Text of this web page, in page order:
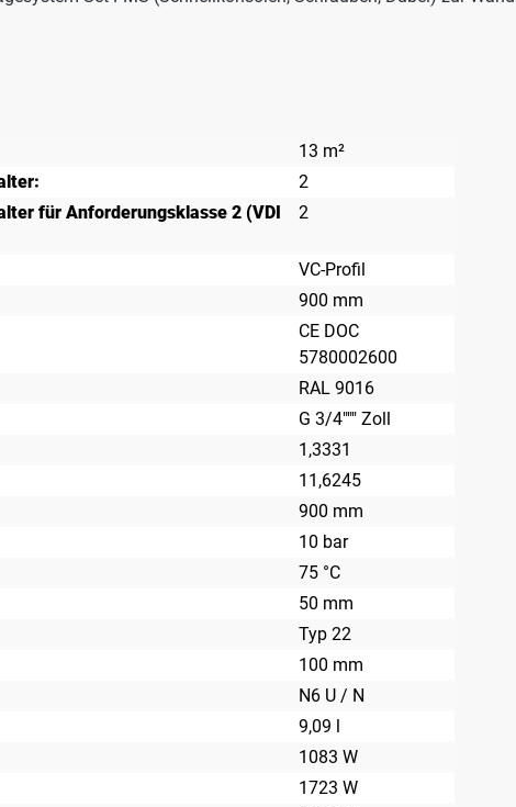
13 m²
2
für Anforderungsklasse 2 (VDI
2
VC-Profil
900 mm
CE DOC
5780002600
RAL 9016
G 3/4""" Zoll
1,3331
11,6245
900 mm
10 bar
75 °C
50 mm
Typ 22
100 mm
N6 U / N
9,09 l
1083 W
1723 W